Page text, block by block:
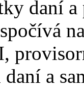
daní a
a